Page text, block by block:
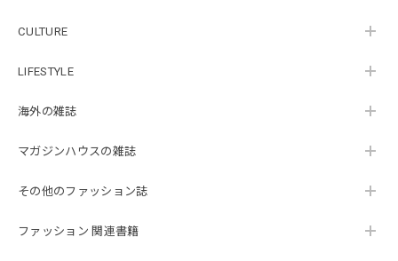
CULTURE
LIFESTYLE
海外の雑誌
マガジンハウスの雑誌
その他のファッション誌
ファッション 関連書籍